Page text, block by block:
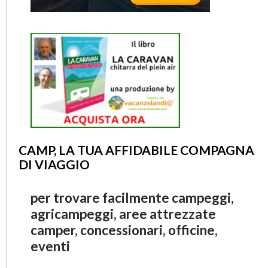
CAMP, LA TUA AFFIDABILE COMPAGNA
DI VIAGGIO
per trovare facilmente campeggi,
agricampeggi, aree attrezzate
camper, concessionari, officine,
eventi